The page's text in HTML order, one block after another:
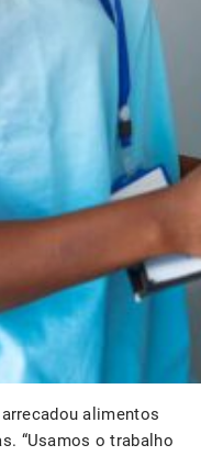
alimentos
“Usamos o trabalho